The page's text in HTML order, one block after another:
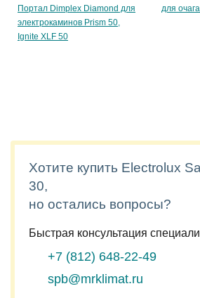
Портал Dimplex Diamond для
электрокаминов Prism 50,
Ignite XLF 50
для
Хотите купить Electrolux
30,
но остались вопросы?
Быстрая консультация
+7 (812) 648-22-49
spb@mrklimat.ru